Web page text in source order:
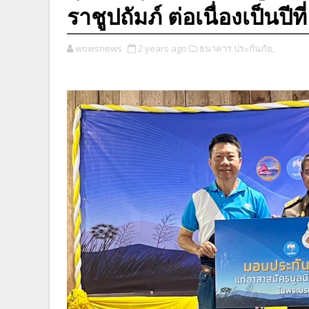
ราชูปถัมภ์ ต่อเนื่องเป็นปี
wowsnews 2 years ago ธนาคาร ประกันภัย,